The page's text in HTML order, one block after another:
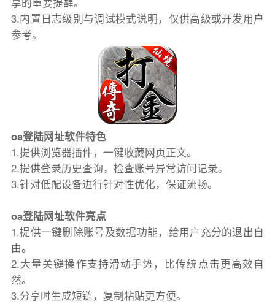
3.内置日志级别与调试模式说明，仅供高级或开发用户
参考。
oa登陆网址软件特色
1.提供浏览器插件，一键收藏网页正文。
2.提供登录历史查询，检查账号异常访问记录。
3.针对低配设备进行针对性优化，保证流畅。
oa登陆网址软件亮点
1.提供一键删除账号及数据功能，给用户充分的退出自
由。
2.大量关键操作支持滑动手势，比传统点击更高效自
然。
3.分享时生成短链，复制粘贴更方便。